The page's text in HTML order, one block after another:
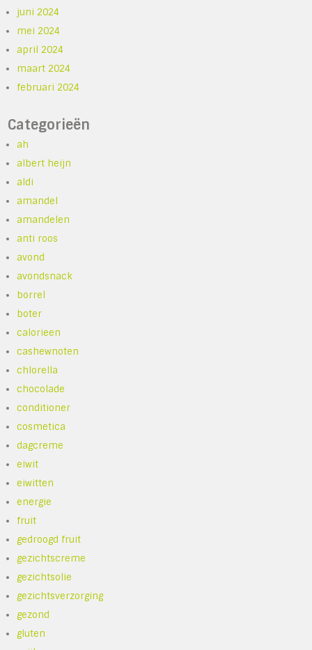
juni 2024
mei 2024
april 2024
maart 2024
februari 2024
Categorieën
ah
albert heijn
aldi
amandel
amandelen
anti roos
avond
avondsnack
borrel
boter
calorieen
cashewnoten
chlorella
chocolade
conditioner
cosmetica
dagcreme
eiwit
eiwitten
energie
fruit
gedroogd fruit
gezichtscreme
gezichtsolie
gezichtsverzorging
gezond
gluten